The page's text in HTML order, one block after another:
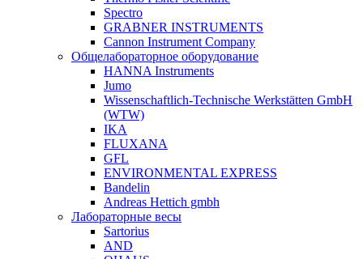
Spectro
GRABNER INSTRUMENTS
Cannon Instrument Company
Общелабораторное оборудование
HANNA Instruments
Jumo
Wissenschaftlich-Technische Werkstätten GmbH
(WTW)
IKA
FLUXANA
GFL
ENVIRONMENTAL EXPRESS
Bandelin
Andreas Hettich gmbh
Лабораторные весы
Sartorius
AND